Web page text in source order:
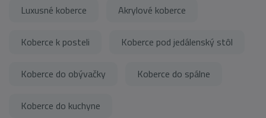
Luxusné koberce Akrylové koberce
Koberce k posteli Koberce pod jedálenský stôl
Koberce do obývačky Koberce do spálne
Koberce do kuchyne